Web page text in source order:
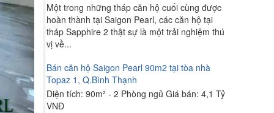
Một trong những tháp căn hộ cuối cùng được
hoàn thành tại Saigon Pearl, các căn hộ tại
tháp Sapphire 2 thật sự là một trải nghiệm thú
vị về...
Bán căn hộ Saigon Pearl 90m2 tại tòa nhà
Topaz 1, Q.Bình Thạnh
Diện tích: 90m² - 2 Phòng ngủ Giá bán: 4,1 Tỷ
VNĐ